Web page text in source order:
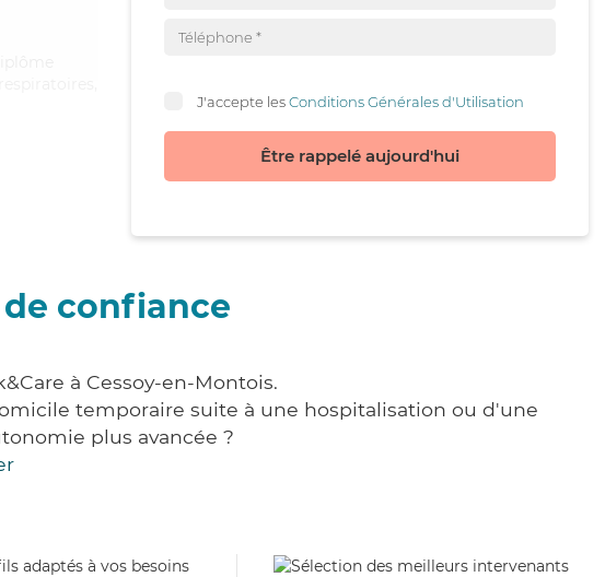
J'accepte lesConditions Générales d'Utilisation
Être rappelé aujourd'hui
confiance
à Cessoy-en-Montois.
temporaire suite à une hospitalisation ou d'une
plus avancée ?